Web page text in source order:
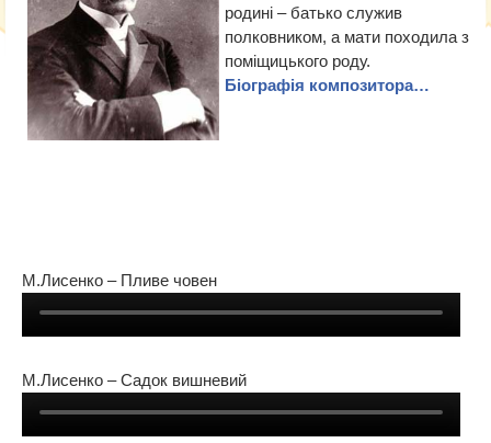
родині – батько служив
полковником, а мати походила з
поміщицького роду.
Біографія композитора…
М.Лисенко – Пливе човен
М.Лисенко – Садок вишневий